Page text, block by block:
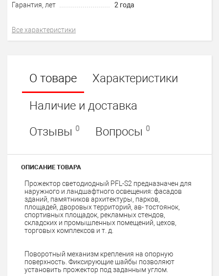
Гарантия, лет
2 года
Все характеристики
О товаре
Характеристики
Наличие и доставка
Отзывы 0 Вопросы 0
ОПИСАНИЕ ТОВАРА
Прожектор светодиодный PFL-S2 предназначен для
наружного и ландшафтного освещения: фасадов
зданий, памятников архитектуры, парков,
площадей, дворовых территорий, ав- тостоянок,
спортивных площадок, рекламных стендов,
складских и промышленных помещений, цехов,
торговых комплексов и т. д.
Поворотный механизм крепления на опорную
поверхность. Фиксирующие шайбы позволяют
установить прожектор под заданным углом.